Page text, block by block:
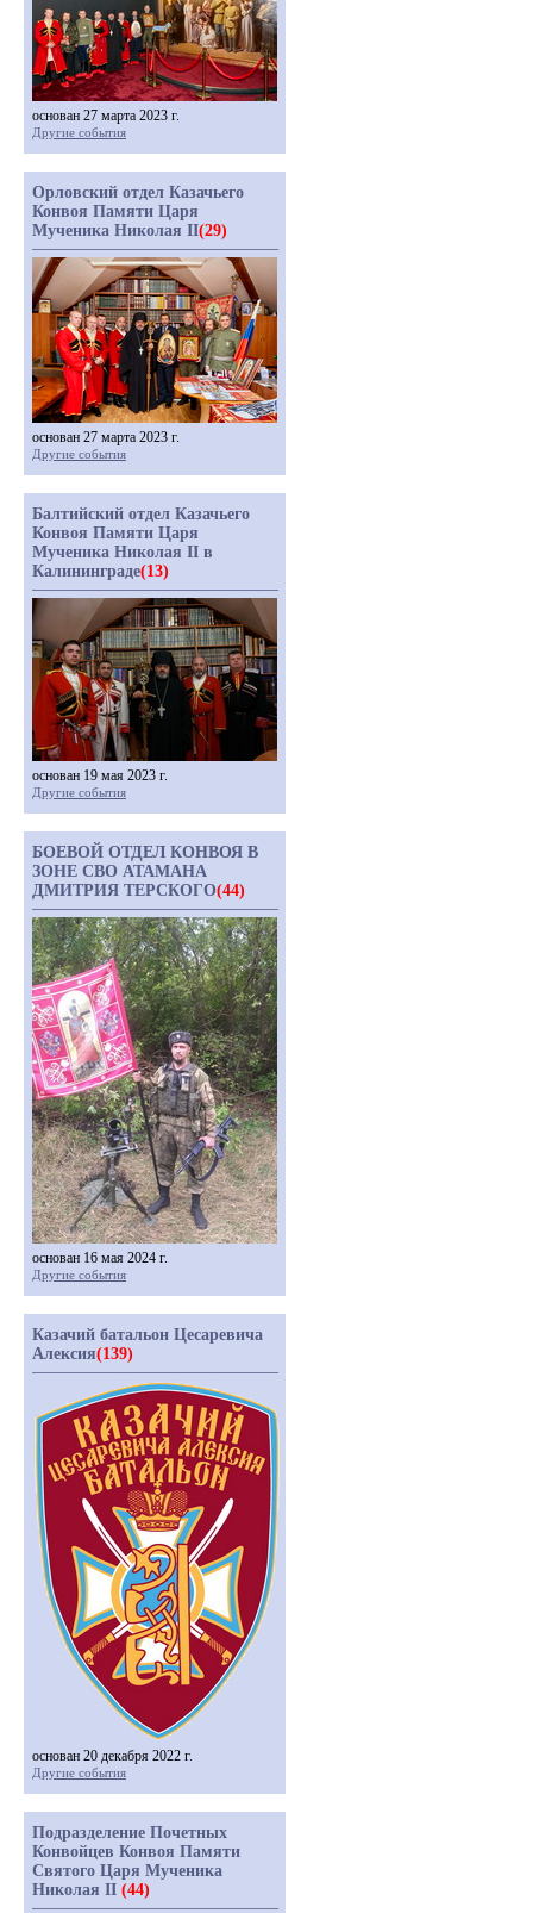
основан 27 марта 2023 г.
Другие события
Орловский отдел Казачьего
Конвоя Памяти Царя
Мученика Николая II(29)
основан 27 марта 2023 г.
Другие события
Балтийский отдел Казачьего
Конвоя Памяти Царя
Мученика Николая II в
Калининграде(13)
основан 19 мая 2023 г.
Другие события
БОЕВОЙ ОТДЕЛ КОНВОЯ В
ЗОНЕ СВО АТАМАНА
ДМИТРИЯ ТЕРСКОГО(44)
основан 16 мая 2024 г.
Другие события
Казачий батальон Цесаревича
Алексия(139)
основан 20 декабря 2022 г.
Другие события
Подразделение Почетных
Конвойцев Конвоя Памяти
Святого Царя Мученика
Николая II (44)